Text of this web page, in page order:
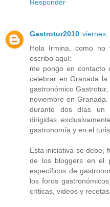
Responder
Gastrotur2010 viernes,
Hola Irmina, como
escribo aquí:
me pongo en contacto
celebrar en Granada
gastronómico
noviembre en
durante dos días un
dirigidas
gastronomía y en el
Esta iniciativa se debe,
de los bloggers en el
específicos de
los foros
críticas, videos y recetas.